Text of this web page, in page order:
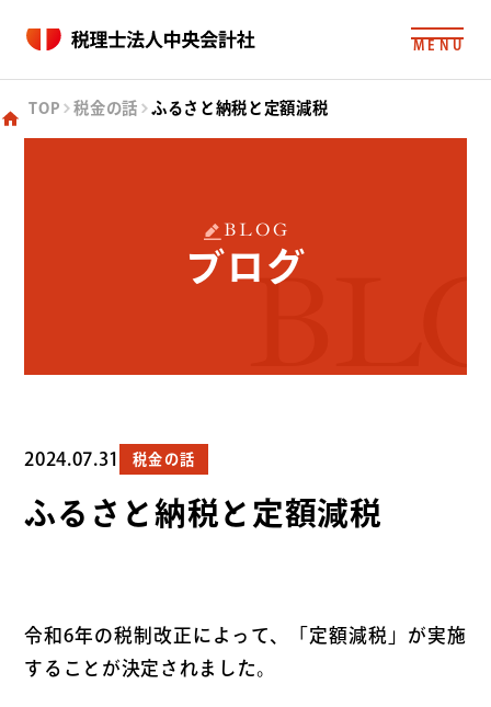
MENU
TOP 税金の話 ふるさと納税と定額減税
BLOG
ブログ
2024.07.31 税金の話
ふるさと納税と定額減税
令和6年の税制改正によって、「定額減税」が実施
することが決定されました。